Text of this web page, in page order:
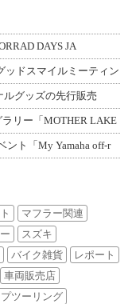
DAYS JA
ッドスマイルミーティン
ルグッズの先行販売
リー「MOTHER LAKE
ント「My Yamaha off-r
マフラー関連
スズキ
バイク雑貨
レポート
車両販売店
ツーリング